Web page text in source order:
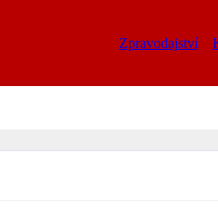
Zpravodajství